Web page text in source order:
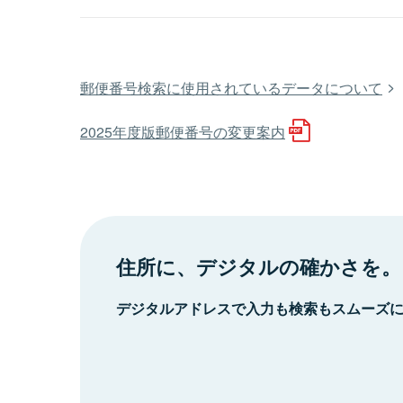
郵便番号検索に使用されているデータについて
2025年度版郵便番号の変更案内
住所に、デジタルの確かさを。
デジタルアドレスで入力も検索もスムーズ